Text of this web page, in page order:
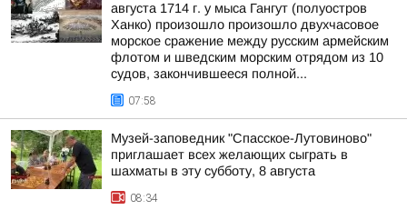
августа 1714 г. у мыса Гангут (полуостров
Ханко) произошло произошло двухчасовое
морское сражение между русским армейским
флотом и шведским морским отрядом из 10
судов, закончившееся полной...
07:58
Музей-заповедник "Спасское-Лутовиново"
приглашает всех желающих сыграть в
шахматы в эту субботу, 8 августа
08:34